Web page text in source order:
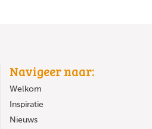
Navigeer naar:
Welkom
Inspiratie
Nieuws